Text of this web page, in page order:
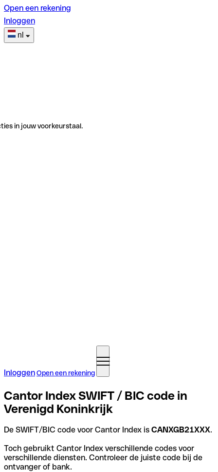
Open een rekening
Inloggen
nl
in jouw voorkeurstaal.
InloggenOpen een rekening
Cantor Index SWIFT / BIC code in
Verenigd Koninkrijk
De SWIFT/BIC code voor Cantor Index is CANXGB21XXX.
Toch gebruikt Cantor Index verschillende codes voor
verschillende diensten. Controleer de juiste code bij de
ontvanger of bank.